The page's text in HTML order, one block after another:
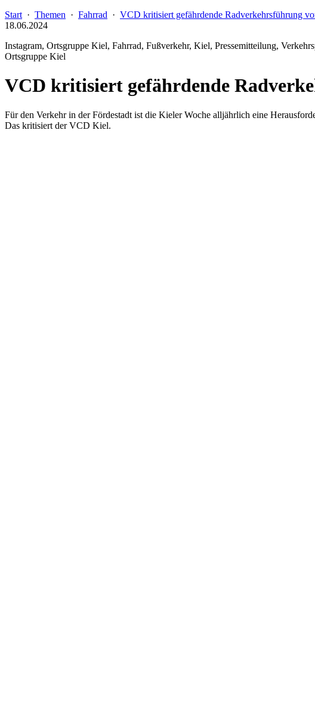
Start · Themen · Fahrrad · VCD kritisiert gefährdende Radverkehrsführung
18.06.2024
Instagram, Ortsgruppe Kiel, Fahrrad, Fußverkehr, Kiel, Pressemitteilung,
Ortsgruppe Kiel
VCD kritisiert gefährdende
Für den Verkehr in der Fördestadt ist die Kieler Woche alljährlich eine
Das kritisiert der VCD Kiel.